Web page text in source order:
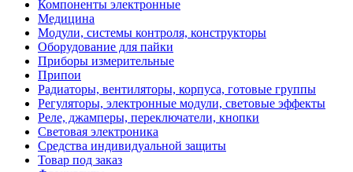
Компоненты электронные
Медицина
Модули, системы контроля, конструкторы
Оборудование для пайки
Приборы измерительные
Припои
Радиаторы, вентиляторы, корпуса, готовые группы
Регуляторы, электронные модули, световые эффекты
Реле, джамперы, переключатели, кнопки
Световая электроника
Средства индивидуальной защиты
Товар под заказ